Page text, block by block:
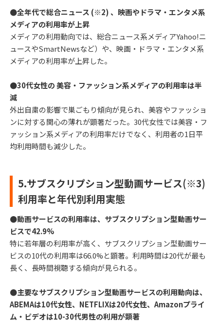
●全年代で総合ニュース (※2) 、映画やドラマ・エンタメ系
メディアの利用率が上昇
メディアの利用動向では、総合ニュース系メディアYahoo!ニ
ュースやSmartNewsなど）や、映画・ドラマ・エンタメ系
メディアの利用率が上昇した。
●30代女性の 美容・ファッション系メディアの利用率は半
減
外出自粛の影響で巣ごもり傾向が見られ、美容やファッショ
ンに対する関心の薄れが顕著だった。30代女性では美容・フ
ァッション系メディアの利用率だけでなく、利用者の1日平
均利用時間も減少した。
5.サブスクリプション型動画サービス(※3)
利用率と年代別利用実態
●動画サービスの利用率は、サブスクリプション型動画サー
ビスで42.9%
特に若年層の利用率が高く、サブスクリプション型動画サー
ビスの10代の利用率は66.0%と顕著。利用時間は20代が最も
長く、長時間視聴する傾向が見られる。
●主要なサブスクリプション型動画サービスの利用動向は、
ABEMAは10代女性、NETFLIXは20代女性、Amazonプライ
ム・ビデオは10-30代男性の利用が顕著